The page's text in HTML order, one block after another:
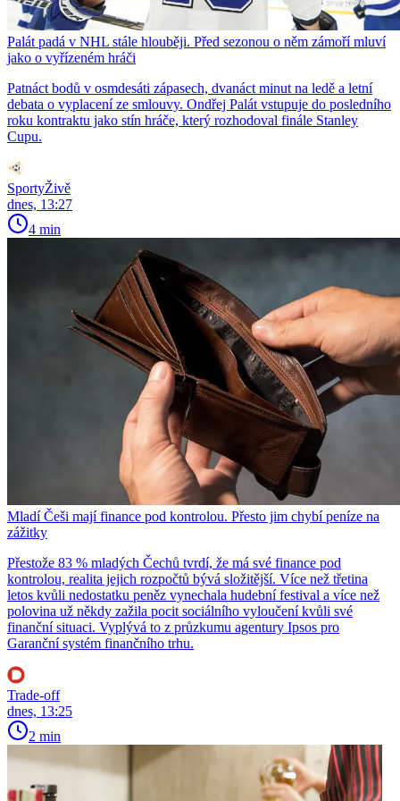
Palát padá v NHL stále hlouběji. Před sezonou o něm zámoří mluví
jako o vyřízeném hráči
Patnáct bodů v osmdesáti zápasech, dvanáct minut na ledě a letní
debata o vyplacení ze smlouvy. Ondřej Palát vstupuje do posledního
roku kontraktu jako stín hráče, který rozhodoval finále Stanley
Cupu.
SportyŽivě
dnes, 13:27
4 min
Mladí Češi mají finance pod kontrolou. Přesto jim chybí peníze na
zážitky
Přestože 83 % mladých Čechů tvrdí, že má své finance pod
kontrolou, realita jejich rozpočtů bývá složitější. Více než třetina
letos kvůli nedostatku peněz vynechala hudební festival a více než
polovina už někdy zažila pocit sociálního vyloučení kvůli své
finanční situaci. Vyplývá to z průzkumu agentury Ipsos pro
Garanční systém finančního trhu.
Trade-off
dnes, 13:25
2 min